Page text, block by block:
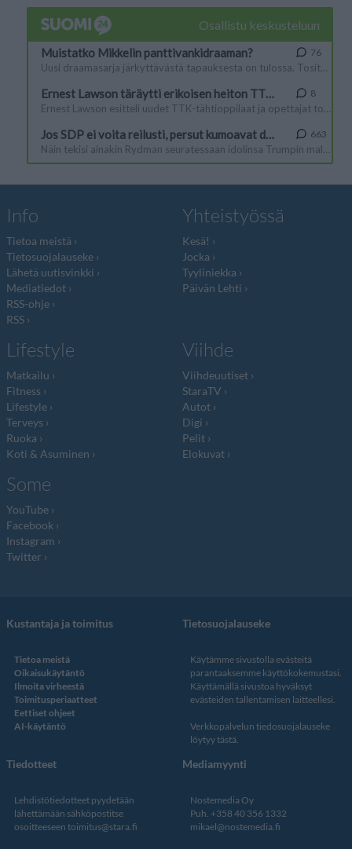
Info
Tietoa meistä
Tietosuojalauseke
Lähetä uutisvinkki
Mediatiedot
RSS-ohje
RSS
Yhteistyössä
Kesä!
Jocka
Tyyliniekka
Päivän Lehti
Lifestyle
Matkailu
Fitness
Lifestyle
Terveys
Ruoka
Koti & Asuminen
Viihde
Viihdeuutiset
StaraTV
Autot
Digi
Pelit
Elokuvat
Some
YouTube
Facebook
Instagram
Twitter
Kustantaja ja toimitus
Tietoa meistä
Oikaisukäytäntö
Ilmoita virheestä
Toimitusperiaatteet
Eettiset ohjeet
AI-käytäntö
Tietosuojalauseke
Käytämme sivustolla evästeitä
parantaaksemme käyttökokemustasi.
Käyttämällä sivustoa hyväksyt
evästeiden tallentamisen laitteellesi.
Verkkopalvelun tiedosuojalauseke
löytyy tästä.
Tiedotteet
Lehdistötiedotteet pyydetään
lähettämään sähköpostitse
osoitteeseen toimitus@stara.fi
Mediamyynti
Nostemedia Oy
Puh. +358 40 356 1332
mikael@nostemedia.fi